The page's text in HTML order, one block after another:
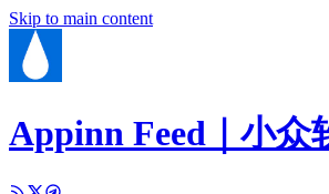
Skip to main content
Appinn Feed｜小众